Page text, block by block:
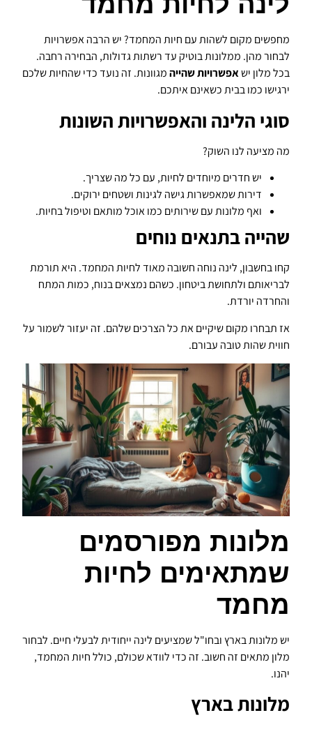
מחפשים מקום לשהות עם חיות המחמד? יש הרבה אפשרויות
לבחור מהן. ממלונות בוטיק עד רשתות גדולות, הבחירה רחבה.
בכל מלון ישאפשרויות שהייהמגוונות. זה נועד כדי שהחיות שלכם
ירגישו כמו בבית כשאינם איתכם.
סוגי הלינה והאפשרויות השונות
מה מציעה לנו השוק?
יש חדרים מיוחדים לחיות, עם כל מה שצריך.
דירות שמאפשרות גישה לגינות ושטחים ירוקים.
ואף מלונות עם שירותים כמו אוכל מותאם וטיפול בחיות.
שהייה בתנאים נוחים
קחו בחשבון, לינה נוחה חשובה מאוד לחיות המחמד. היא תורמת
לבריאותם ולתחושת ביטחון. כשהם נמצאים בנוח, כמות המתח
והחרדה יורדת.
אז תבחרו מקום שיקיים את כל הצרכים שלהם. זה יעזור לשמור על
חווית שהות טובה עבורם.
מלונות מפורסמים
שמתאימים לחיות
מחמד
יש מלונות בארץ ובחו"ל שמציעים לינה ייחודית לבעלי חיים. לבחור
מלון מתאים זה חשוב. זה כדי לוודא שכולם, כולל חיות המחמד,
יהנו.
מלונות בארץ